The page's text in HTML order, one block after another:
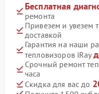
Бесплатная
ремонта
Привезем и увезем
доставкой
Гарантия на наши
тепловизоров iRay
Срочный ремонт
часа
Скидка для вас до